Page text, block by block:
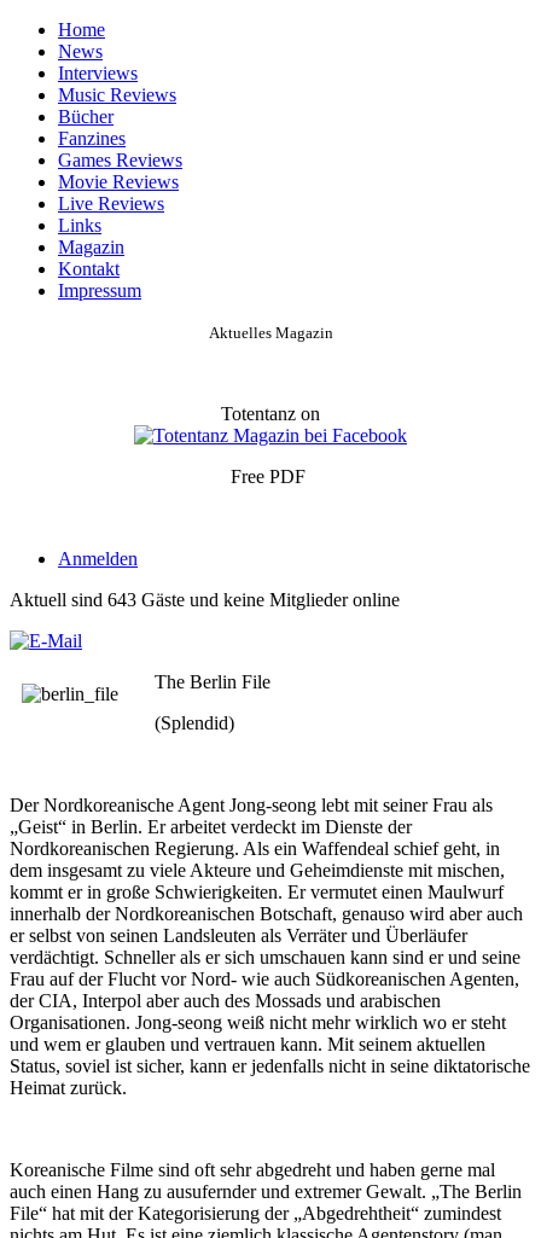
Home
News
Interviews
Music Reviews
Bücher
Fanzines
Games Reviews
Movie Reviews
Live Reviews
Links
Magazin
Kontakt
Impressum
Aktuelles Magazin
Totentanz on
Free PDF
Anmelden
Aktuell sind 643 Gäste und keine Mitglieder online
The Berlin File
(Splendid)
Der Nordkoreanische Agent Jong-seong lebt mit seiner Frau als
„Geist“ in Berlin. Er arbeitet verdeckt im Dienste der
Nordkoreanischen Regierung. Als ein Waffendeal schief geht, in
dem insgesamt zu viele Akteure und Geheimdienste mit mischen,
kommt er in große Schwierigkeiten. Er vermutet einen Maulwurf
innerhalb der Nordkoreanischen Botschaft, genauso wird aber auch
er selbst von seinen Landsleuten als Verräter und Überläufer
verdächtigt. Schneller als er sich umschauen kann sind er und seine
Frau auf der Flucht vor Nord- wie auch Südkoreanischen Agenten,
der CIA, Interpol aber auch des Mossads und arabischen
Organisationen. Jong-seong weiß nicht mehr wirklich wo er steht
und wem er glauben und vertrauen kann. Mit seinem aktuellen
Status, soviel ist sicher, kann er jedenfalls nicht in seine diktatorische
Heimat zurück.
Koreanische Filme sind oft sehr abgedreht und haben gerne mal
auch einen Hang zu ausufernder und extremer Gewalt. „The Berlin
File“ hat mit der Kategorisierung der „Abgedrehtheit“ zumindest